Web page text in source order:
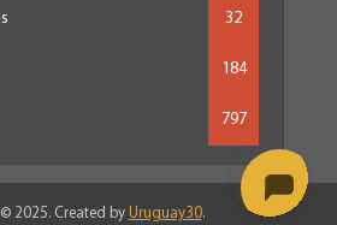
32
184
797
2025. Created by Uruguay30.